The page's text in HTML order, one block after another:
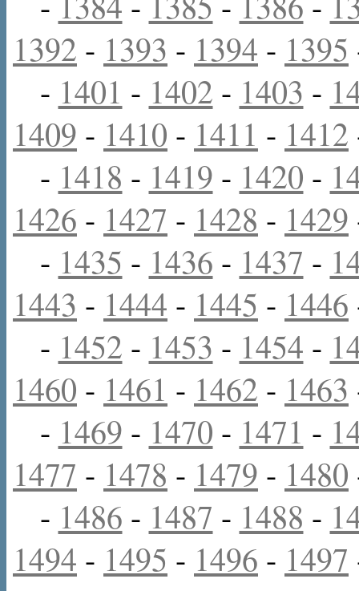
1392 - 1393 - 1394 - 1395
- 1401 - 1402 - 1403 -
1409 - 1410 - 1411 - 1412
- 1418 - 1419 - 1420 -
1426 - 1427 - 1428 - 1429
- 1435 - 1436 - 1437 -
1443 - 1444 - 1445 - 1446
- 1452 - 1453 - 1454 -
1460 - 1461 - 1462 - 1463
- 1469 - 1470 - 1471 -
1477 - 1478 - 1479 - 1480
- 1486 - 1487 - 1488 -
1494 - 1495 - 1496 - 1497